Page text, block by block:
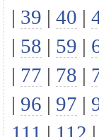
| 39 | 40 |
| 58 | 59 |
| 77 | 78 |
| 96 | 97 |